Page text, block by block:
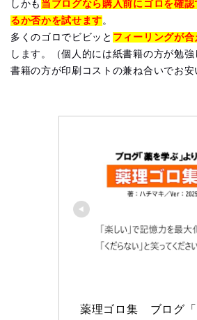
しかも 当ブログなら購入前にゴロを確
るか否かを試せます。
多くのゴロでビビッと フィーリングが
します。（個人的には紙書籍の方が勉
書籍の方が印刷コストの兼ね合いでお安
薬理ゴロ集　ブログ